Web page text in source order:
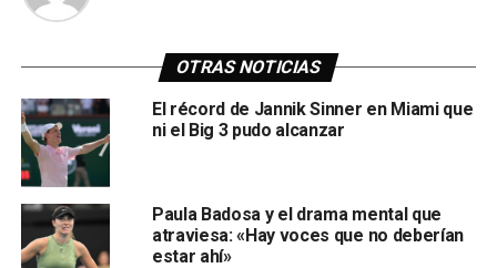
OTRAS NOTICIAS
El récord de Jannik Sinner en Miami que
ni el Big 3 pudo alcanzar
Paula Badosa y el drama mental que
atraviesa: «Hay voces que no deberían
estar ahí»